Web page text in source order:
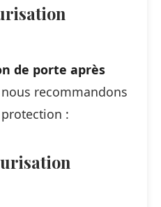
de porte après
recommandons
: